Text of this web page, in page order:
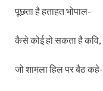
पूछता है हताहत भोपाल-
कैसे कोई हो सकता है कवि,
जो शामला हिल पर बैठ कहे-